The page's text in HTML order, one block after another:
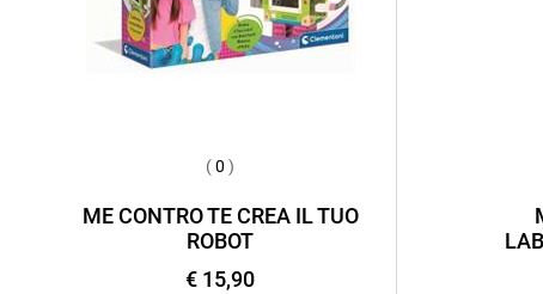
( 0 )
ME CONTRO TE CREA IL TUO
ROBOT
€ 15,90